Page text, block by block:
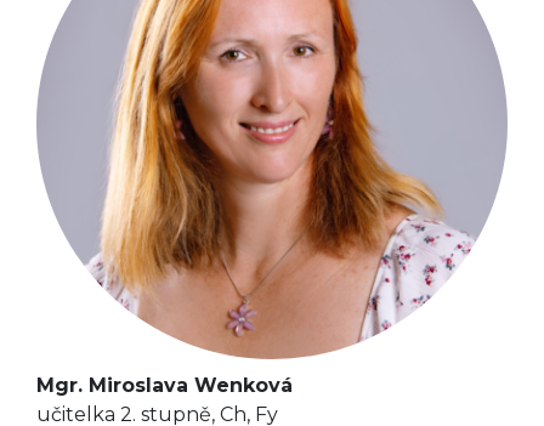
Mgr. Miroslava Wenková
učitelka 2. stupně, Ch, Fy